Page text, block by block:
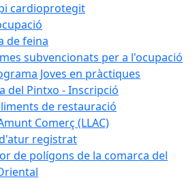
cardioprotegit
de feina
subvencionats per a l'ocupació
Joves en pràctiques
del Pintxo - Inscripció
de restauració
Comerç (LLAC)
registrat
de polígons de la comarca del